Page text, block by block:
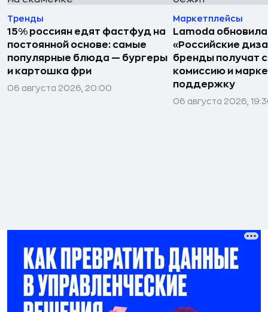
Тренды
15% россиян едят фастфуд на
постоянной основе: самые
популярные блюда — бургеры
и картошка фри
06 августа 2026, 20:00
Маркетплейсы
Lamoda
«Российские
бренды получат
комиссию и
поддержку
06 августа 2026,